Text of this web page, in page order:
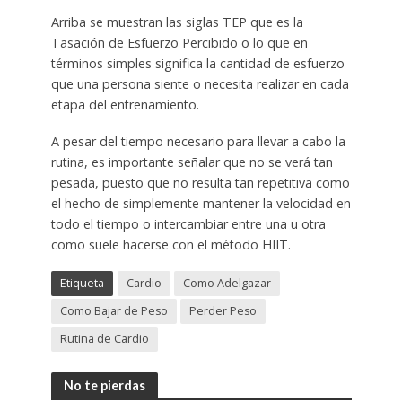
Arriba se muestran las siglas TEP que es la
Tasación de Esfuerzo Percibido o lo que en
términos simples significa la cantidad de esfuerzo
que una persona siente o necesita realizar en cada
etapa del entrenamiento.
A pesar del tiempo necesario para llevar a cabo la
rutina, es importante señalar que no se verá tan
pesada, puesto que no resulta tan repetitiva como
el hecho de simplemente mantener la velocidad en
todo el tiempo o intercambiar entre una u otra
como suele hacerse con el método HIIT.
Etiqueta Cardio
Como Adelgazar
Como Bajar de Peso
Perder Peso
Rutina de Cardio
No te pierdas